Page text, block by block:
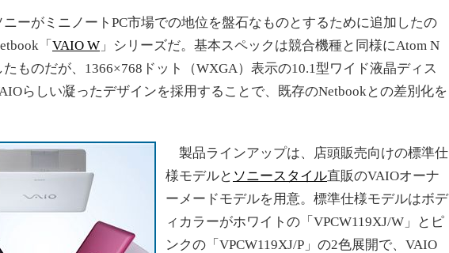
ーがミニノートPC市場での地位を盤石なものとするために追加したの
「 VAIO W 」シリーズだ。基本スペックは競合機種と同様にAtom N
たものだが、1366×768ドット（WXGA）表示の10.1型ワイド液晶ディス
らしい凝ったデザインを採用することで、既存のNetbookとの差別化を
製品ラインアップは、店頭販売向けの標準仕
様モデルと ソニースタイル直販のVAIOオーナ
ーメードモデルを用意。標準仕様モデルはボデ
ィカラーがホワイトの「VPCW119XJ/W」とピ
ンクの「VPCW119XJ/P」の2色展開で、VAIO